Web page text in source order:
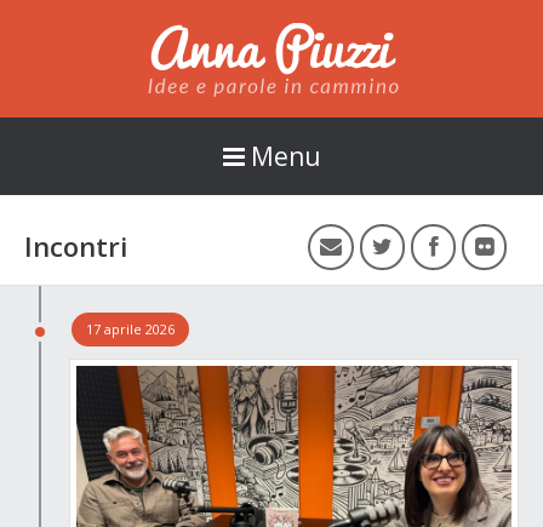
Anna Piuzzi
Menu
Incontri
17 aprile 2026